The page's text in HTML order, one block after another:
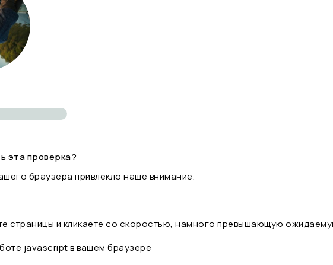
эта проверка?
браузера привлекло наше внимание.
страницы и кликаете со скоростью, намного превышающую
javascript в вашем браузере